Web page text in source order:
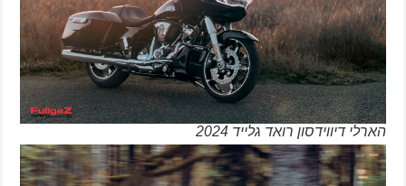
הארלי דיווידסון רואד גלייד 2024